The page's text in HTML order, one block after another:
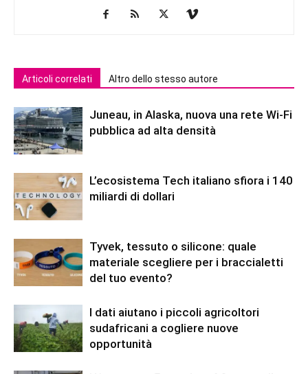
Articoli correlati Altro dello stesso autore
Juneau, in Alaska, nuova una rete Wi-Fi
pubblica ad alta densità
L’ecosistema Tech italiano sfiora i 140
miliardi di dollari
Tyvek, tessuto o silicone: quale
materiale scegliere per i braccialetti
del tuo evento?
I dati aiutano i piccoli agricoltori
sudafricani a cogliere nuove
opportunità